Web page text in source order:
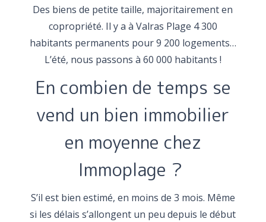
Des biens de petite taille, majoritairement en
copropriété. Il y a à Valras Plage 4 300
habitants permanents pour 9 200 logements…
L’été, nous passons à 60 000 habitants !
En combien de temps se
vend un bien immobilier
en moyenne chez
Immoplage ?
S’il est bien estimé, en moins de 3 mois. Même
si les délais s’allongent un peu depuis le début